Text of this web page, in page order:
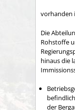
vorhanden
Die
Rohstoffe
hinaus die
der